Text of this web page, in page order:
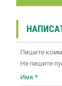
Пишите
Не пишите
Имя *